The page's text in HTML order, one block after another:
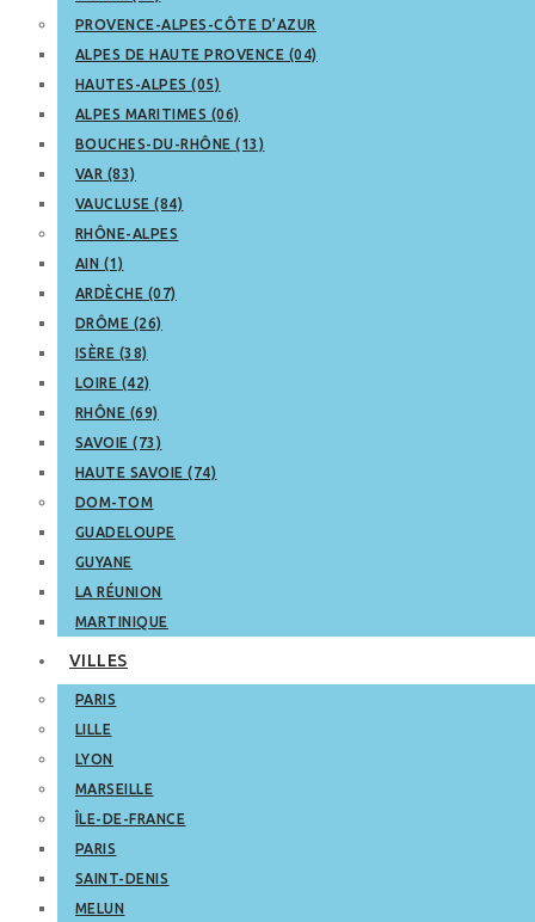
PROVENCE-ALPES-CÔTE D’AZUR
ALPES DE HAUTE PROVENCE (04)
HAUTES-ALPES (05)
ALPES MARITIMES (06)
BOUCHES-DU-RHÔNE (13)
VAR (83)
VAUCLUSE (84)
RHÔNE-ALPES
AIN (1)
ARDÈCHE (07)
DRÔME (26)
ISÈRE (38)
LOIRE (42)
RHÔNE (69)
SAVOIE (73)
HAUTE SAVOIE (74)
DOM-TOM
GUADELOUPE
GUYANE
LA RÉUNION
MARTINIQUE
VILLES
PARIS
LILLE
LYON
MARSEILLE
ÎLE-DE-FRANCE
PARIS
SAINT-DENIS
MELUN